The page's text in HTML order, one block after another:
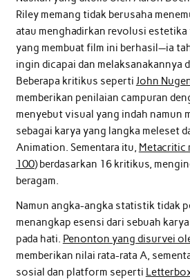
Riley memang tidak berusaha
atau menghadirkan revolusi
yang membuat film ini berhasil—ia
ingin dicapai dan melaksanakannya
Beberapa kritikus seperti John
memberikan penilaian campuran
menyebut visual yang indah namun
sebagai karya yang langka meleset
Animation. Sementara itu, Metacritic
100) berdasarkan 16 kritikus,
beragam.
Namun angka-angka statistik tidak
menangkap esensi dari sebuah
pada hati. Penonton yang disurvei
memberikan nilai rata-rata A,
sosial dan platform seperti